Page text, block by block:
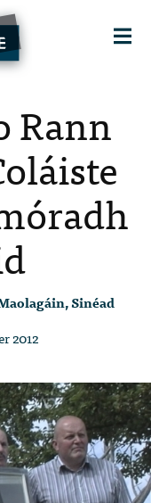
Rann
Sinéad
2012